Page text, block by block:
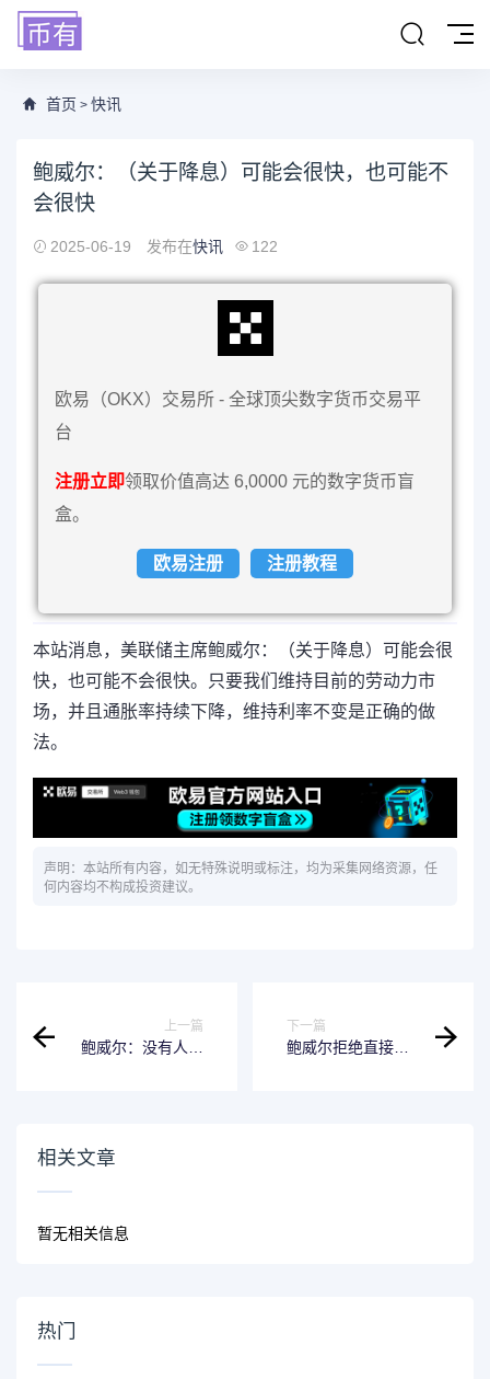
首页 > 快讯
鲍威尔：（关于降息）可能会很快，也可能不
会很快
2025-06-19 发布在快讯 122
欧易（OKX）交易所 - 全球顶尖数字货币交易平
台
注册立即领取价值高达 6,0000 元的数字货币盲
盒。
欧易注册 注册教程
本站消息，美联储主席鲍威尔：（关于降息）可能会很
快，也可能不会很快。只要我们维持目前的劳动力市
场，并且通胀率持续下降，维持利率不变是正确的做
法。
声明：本站所有内容，如无特殊说明或标注，均为采集网络资源，任
何内容均不构成投资建议。
上一篇
鲍威尔：没有人对
下一篇
鲍威尔拒绝直接回
相关文章
暂无相关信息
热门